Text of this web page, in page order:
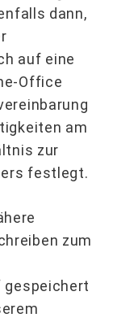
dann,
auf eine
Office
am
zur
festlegt.
zum
gespeichert